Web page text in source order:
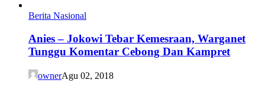
Berita Nasional
Anies – Jokowi Tebar Kemesraan, Warganet
Tunggu Komentar Cebong Dan Kampret
ownerAgu 02, 2018